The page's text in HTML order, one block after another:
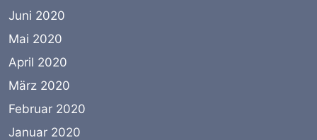
Juni 2020
Mai 2020
April 2020
März 2020
Februar 2020
Januar 2020